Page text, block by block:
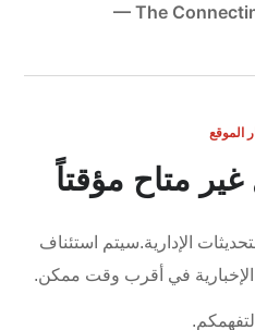
— The
الموقع
متاح مؤقتاً
الإدارية.سيتم استئناف
الإخبارية في أقرب وقت ممكن.